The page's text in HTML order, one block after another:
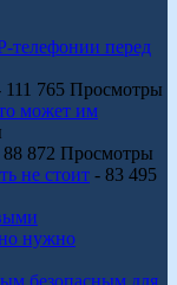
телефонии перед
111 765 Просмотры
может им
88 872 Просмотры
не стоит - 83 495
нужно